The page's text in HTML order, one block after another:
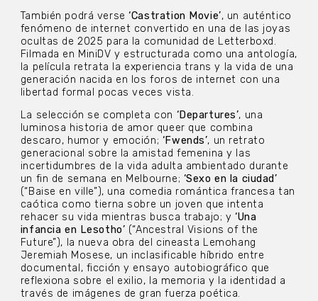
También podrá verse‘Castration Movie’, un auténtico
fenómeno de internet convertido en una de las joyas
ocultas de 2025 para la comunidad de Letterboxd.
Filmada en MiniDV y estructurada como una antología,
la película retrata la experiencia trans y la vida de una
generación nacida en los foros de internet con una
libertad formal pocas veces vista.
La selección se completa con ‘Departures’, una
luminosa historia de amor queer que combina
descaro, humor y emoción; ‘Fwends’, un retrato
generacional sobre la amistad femenina y las
incertidumbres de la vida adulta ambientado durante
un fin de semana en Melbourne; ‘Sexo en la ciudad’
(“Baise en ville”), una comedia romántica francesa tan
caótica como tierna sobre un joven que intenta
rehacer su vida mientras busca trabajo; y ‘Una
infancia en Lesotho’ (“Ancestral Visions of the
Future”), la nueva obra del cineasta Lemohang
Jeremiah Mosese, un inclasificable híbrido entre
documental, ficción y ensayo autobiográfico que
reflexiona sobre el exilio, la memoria y la identidad a
través de imágenes de gran fuerza poética.